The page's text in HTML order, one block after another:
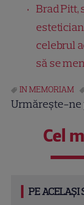
Brad Pitt,
celebrul
să se
IN MEMORIAM
Urmărește-ne
Cel
PE ACELAȘI